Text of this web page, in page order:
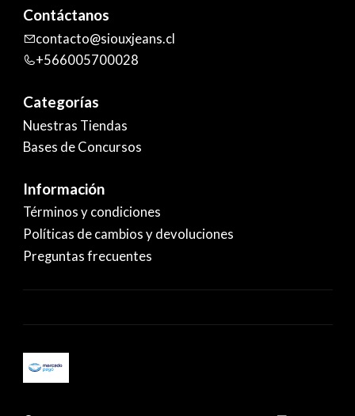
Contáctanos
contacto@siouxjeans.cl
+566005700028
Categorías
Nuestras Tiendas
Bases de Concursos
Información
Términos y condiciones
Políticas de cambios y devoluciones
Preguntas frecuentes